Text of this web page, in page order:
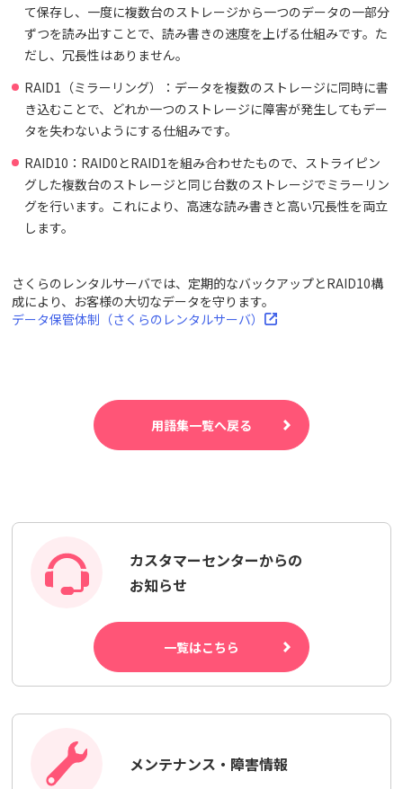
て保存し、一度に複数台のストレージから一つのデータの一部分
ずつを読み出すことで、読み書きの速度を上げる仕組みです。た
だし、冗長性はありません。
RAID1（ミラーリング）：データを複数のストレージに同時に書
き込むことで、どれか一つのストレージに障害が発生してもデー
タを失わないようにする仕組みです。
RAID10：RAID0とRAID1を組み合わせたもので、ストライピン
グした複数台のストレージと同じ台数のストレージでミラーリン
グを行います。これにより、高速な読み書きと高い冗長性を両立
します。
さくらのレンタルサーバでは、定期的なバックアップとRAID10構
成により、お客様の大切なデータを守ります。
データ保管体制（さくらのレンタルサーバ）
用語集一覧へ戻る
カスタマーセンターからの
お知らせ
一覧はこちら
メンテナンス・障害情報